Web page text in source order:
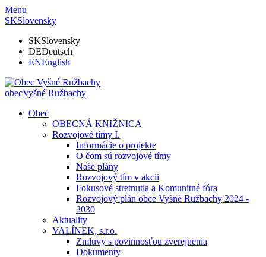
Menu
SKSlovensky
SKSlovensky
DEDeutsch
ENEnglish
obecVyšné Ružbachy
Obec
OBECNÁ KNIŽNICA
Rozvojové tímy I.
Informácie o projekte
O čom sú rozvojové tímy
Naše plány
Rozvojový tím v akcii
Fokusové stretnutia a Komunitné fóra
Rozvojový plán obce Vyšné Ružbachy 2024 -
2030
Aktuality
VALÍNEK, s.r.o.
Zmluvy s povinnosťou zverejnenia
Dokumenty